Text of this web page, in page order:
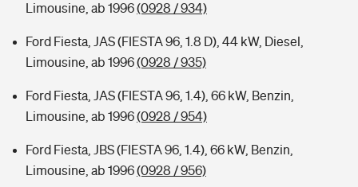
Limousine, ab 1996(0928 / 934)
Ford Fiesta, JAS (FIESTA 96, 1.8 D), 44 kW, Diesel,
Limousine, ab 1996(0928 / 935)
Ford Fiesta, JAS (FIESTA 96, 1.4), 66 kW, Benzin,
Limousine, ab 1996(0928 / 954)
Ford Fiesta, JBS (FIESTA 96, 1.4), 66 kW, Benzin,
Limousine, ab 1996(0928 / 956)